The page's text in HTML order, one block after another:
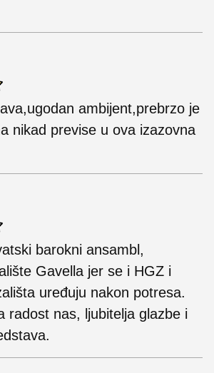
ambijent,prebrzo je
nikad previse u ova izazovna
barokni ansambl,
Gavella jer se i HGZ i
uređuju nakon potresa.
radost nas, ljubitelja glazbe i